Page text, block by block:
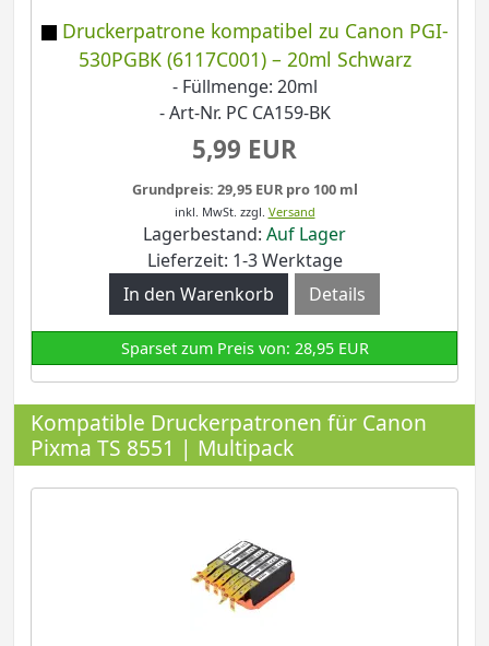
Druckerpatrone kompatibel zu Canon PGI-
530PGBK (6117C001) – 20ml Schwarz
- Füllmenge: 20ml
- Art-Nr. PC CA159-BK
5,99 EUR
Grundpreis: 29,95 EUR pro 100 ml
inkl. MwSt. zzgl. Versand
Lagerbestand: Auf Lager
Lieferzeit: 1-3 Werktage
Details
Sparset zum Preis von: 28,95 EUR
Kompatible Druckerpatronen für Canon
Pixma TS 8551 | Multipack